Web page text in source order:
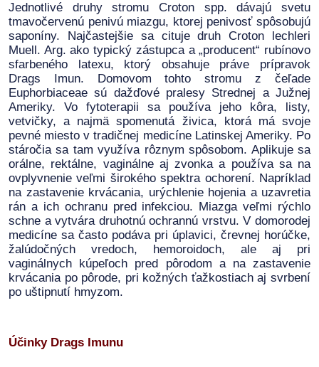
Jednotlivé druhy stromu Croton spp. dávajú svetu
tmavočervenú penivú miazgu, ktorej penivosť spôsobujú
saponíny. Najčastejšie sa cituje druh Croton lechleri
Muell. Arg. ako typický zástupca a „producent“ rubínovo
sfarbeného latexu, ktorý obsahuje práve prípravok
Drags Imun. Domovom tohto stromu z čeľade
Euphorbiaceae sú dažďové pralesy Strednej a Južnej
Ameriky. Vo fytoterapii sa používa jeho kôra, listy,
vetvičky, a najmä spomenutá živica, ktorá má svoje
pevné miesto v tradičnej medicíne Latinskej Ameriky. Po
stáročia sa tam využíva rôznym spôsobom. Aplikuje sa
orálne, rektálne, vaginálne aj zvonka a používa sa na
ovplyvnenie veľmi širokého spektra ochorení. Napríklad
na zastavenie krvácania, urýchlenie hojenia a uzavretia
rán a ich ochranu pred infekciou. Miazga veľmi rýchlo
schne a vytvára druhotnú ochrannú vrstvu. V domorodej
medicíne sa často podáva pri úplavici, črevnej horúčke,
žalúdočných vredoch, hemoroidoch, ale aj pri
vaginálnych kúpeľoch pred pôrodom a na zastavenie
krvácania po pôrode, pri kožných ťažkostiach aj svrbení
po uštipnutí hmyzom.
Účinky Drags Imunu